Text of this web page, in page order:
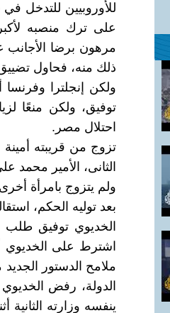
للأوروبيين للتدخل
على ترك منصبه
مرهون برضا الأجانب
ذلك منه، فحاول
ولكن إنجلترا
توفيق، ولكن منعًا
احتلال مصر.
الثانى، الأمير محمد
ولم يتزوج بامرأة
اشترط على الخديوي
ملامح الدستور
الدولة، رفض